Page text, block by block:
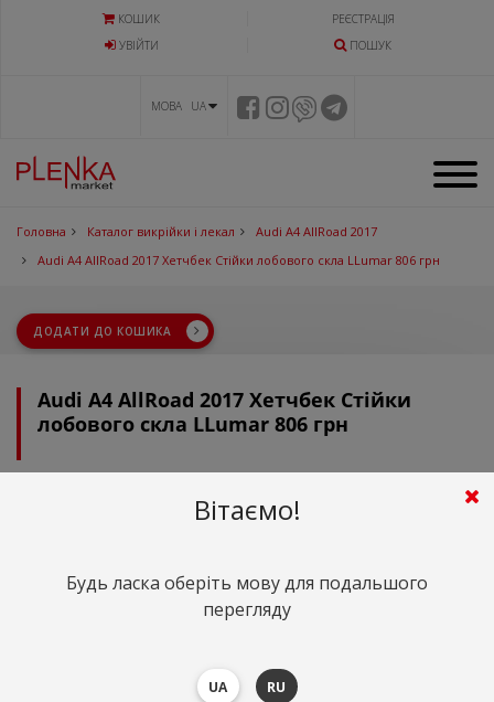
КОШИК
РЕЄСТРАЦІЯ
УВIЙТИ
ПОШУК
МОВА UA
Головна Каталог викрійки і лекал
Audi A4 AllRoad 2017
Audi A4 AllRoad 2017 Хетчбек Стійки лобового скла LLumar 806 грн
ДОДАТИ ДО КОШИКА
Audi A4 AllRoad 2017 Хетчбек Стійки
лобового скла LLumar 806 грн
грн.
Вітаємо!
Будь ласка оберіть мову для подальшого
перегляду
UA RU